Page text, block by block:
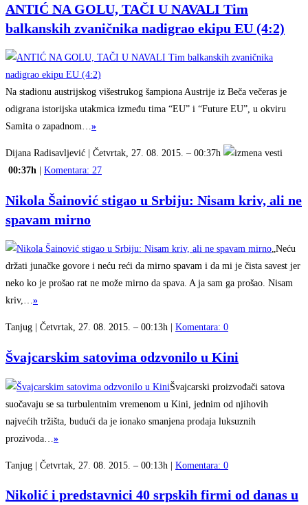
ANTIĆ NA GOLU, TAČI U NAVALI Tim
balkanskih zvaničnika nadigrao ekipu EU (4:2)
Na stadionu austrijskog višestrukog šampiona Austrije iz Beča večeras je
odigrana istorijska utakmica između tima “EU” i “Future EU”, u okviru
Samita o zapadnom…»
Dijana Radisavljević | Četvrtak, 27. 08. 2015. – 00:37h
00:37h
Komentara: 27
Nikola Šainović stigao u Srbiju: Nisam kriv, ali ne
spavam mirno
„Neću
držati junačke govore i neću reći da mirno spavam i da mi je čista savest jer
neko ko je prošao rat ne može mirno da spava. A ja sam ga prošao. Nisam
kriv,…»
Tanjug | Četvrtak, 27. 08. 2015. – 00:13h | Komentara: 0
Švajcarskim satovima odzvonilo u Kini
Švajcarski proizvođači satova
suočavaju se sa turbulentnim vremenom u Kini, jednim od njihovih
najvećih tržišta, budući da je ionako smanjena prodaja luksuznih
prozivoda… »
Tanjug | Četvrtak, 27. 08. 2015. – 00:13h | Komentara: 0
Nikolić i predstavnici 40 srpskih firmi od danas u